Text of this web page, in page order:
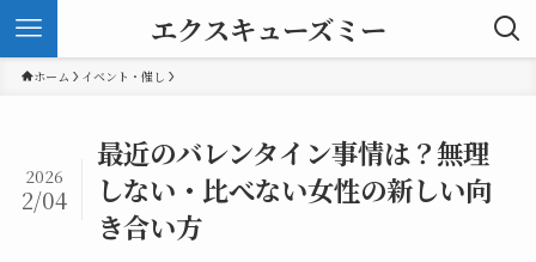
エクスキューズミー
ホーム イベント・催し
最近のバレンタイン事情は？無理
しない・比べない女性の新しい向
き合い方
2026
2/04